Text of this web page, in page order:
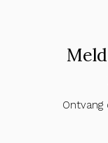
Ontvang